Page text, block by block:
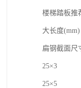
楼梯踏板推
大长度(mm)
扁钢截面尺
25×3
25×5